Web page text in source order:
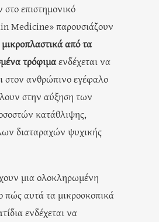
επιστημονικό
Medicine» παρουσιάζουν
μικροπλαστικά από τα
τρόφιμαενδέχεται να
στον ανθρώπινο εγέφαλο
στην αύξηση των
κατάθλιψης,
διαταραχών ψυχικής
μια ολοκληρωμένη
πώς αυτά τα μικροσκοπικά
ενδέχεται να